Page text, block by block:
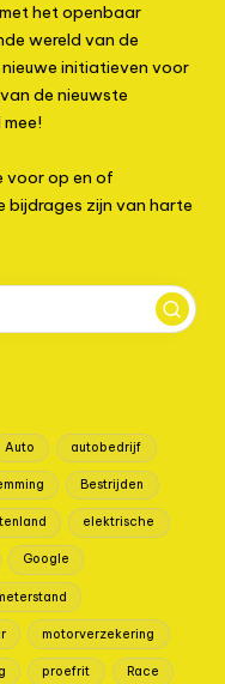
het openbaar
wereld van de
initiatieven voor
de nieuwste
voor op en of
bijdrages zijn van harte
Auto autobedrijf
Bestrijden
elektrische
Google
motorverzekering
proefrit Race